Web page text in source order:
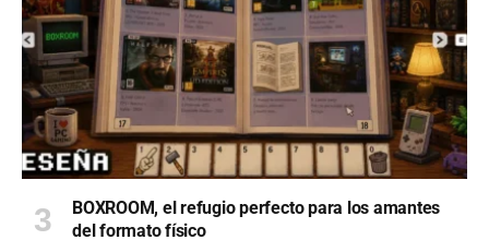
BOXROOM, el refugio perfecto para los amantes
del formato físico